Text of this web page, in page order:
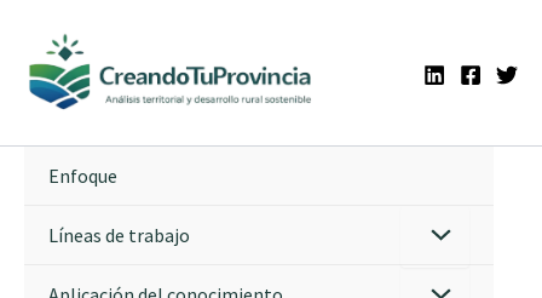
contenido
Enfoque
Líneas de trabajo